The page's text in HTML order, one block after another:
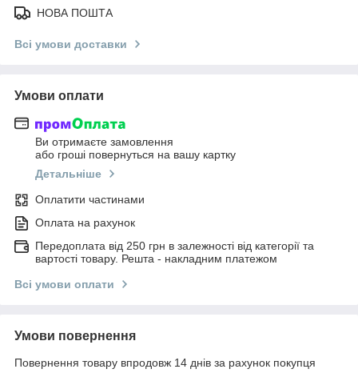
НОВА ПОШТА
Всі умови доставки
Умови оплати
Ви отримаєте замовлення
або гроші повернуться на вашу картку
Детальніше
Оплатити частинами
Оплата на рахунок
Передоплата від 250 грн в залежності від категорії та
вартості товару. Решта - накладним платежом
Всі умови оплати
Умови повернення
Повернення товару впродовж 14 днів за рахунок покупця